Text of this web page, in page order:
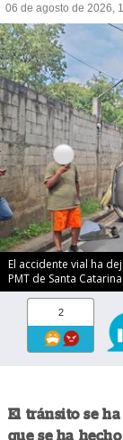
06 de agosto de 2026,
El accidente vial ha
PMT de Santa
2
El tránsito se
que se ha